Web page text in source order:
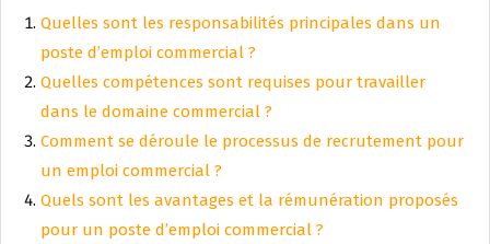
Quelles sont les responsabilités principales dans un
poste d’emploi commercial ?
Quelles compétences sont requises pour travailler
dans le domaine commercial ?
Comment se déroule le processus de recrutement pour
un emploi commercial ?
Quels sont les avantages et la rémunération proposés
pour un poste d’emploi commercial ?